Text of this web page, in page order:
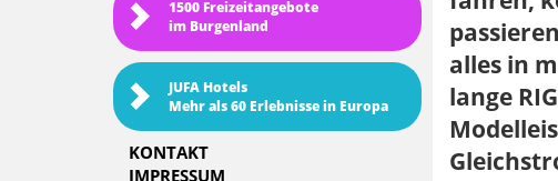
1500 Freizeitangebote
im Burgenland
JUFA Hotels
Mehr als 60 Erlebnisse in Europa
KONTAKT
IMPRESSUM
alles in
lange